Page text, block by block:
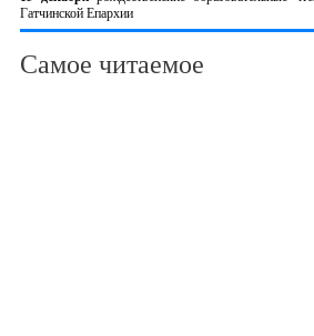
Гатчинской Епархии
Самое читаемое